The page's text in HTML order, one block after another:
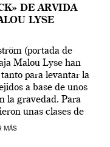
DE ARVIDA
LYSE
(portada de
Malou Lyse han
para levantar la
a base de unos
la gravedad. Para
unas clases de
[…]
MÁS